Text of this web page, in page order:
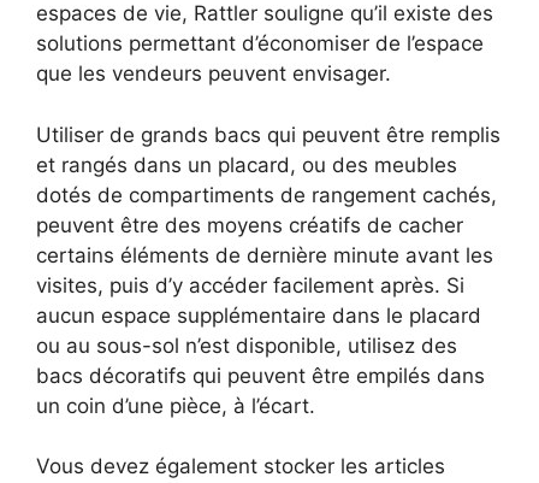
espaces de vie, Rattler souligne qu’il existe des
solutions permettant d’économiser de l’espace
que les vendeurs peuvent envisager.
Utiliser de grands bacs qui peuvent être remplis
et rangés dans un placard, ou des meubles
dotés de compartiments de rangement cachés,
peuvent être des moyens créatifs de cacher
certains éléments de dernière minute avant les
visites, puis d’y accéder facilement après. Si
aucun espace supplémentaire dans le placard
ou au sous-sol n’est disponible, utilisez des
bacs décoratifs qui peuvent être empilés dans
un coin d’une pièce, à l’écart.
Vous devez également stocker les articles